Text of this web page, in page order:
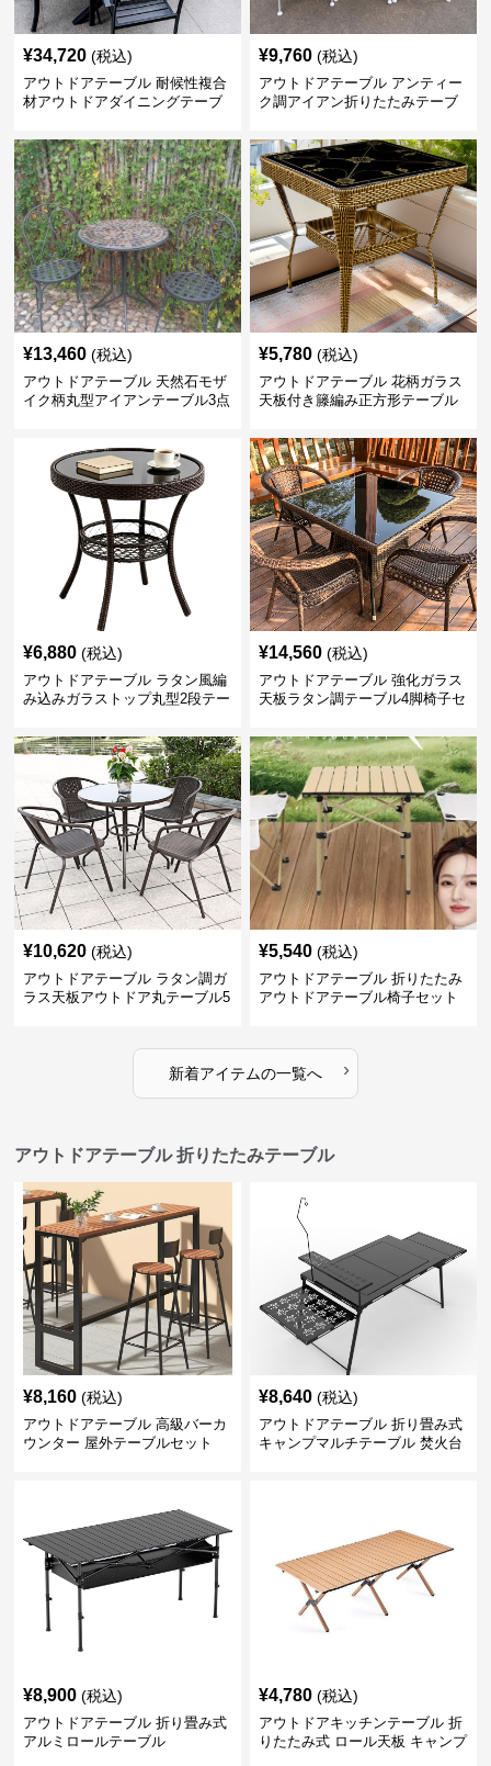
¥34,720 (税込)
アウトドアテーブル 耐候性複合
材アウトドアダイニングテーブ
¥9,760 (税込)
アウトドアテーブル アンティー
ク調アイアン折りたたみテーブ
¥13,460 (税込)
アウトドアテーブル 天然石モザ
イク柄丸型アイアンテーブル3点
¥5,780 (税込)
アウトドアテーブル 花柄ガラス
天板付き籐編み正方形テーブル
¥6,880 (税込)
アウトドアテーブル ラタン風編
み込みガラストップ丸型2段テー
¥14,560 (税込)
アウトドアテーブル 強化ガラス
天板ラタン調テーブル4脚椅子セ
¥10,620 (税込)
アウトドアテーブル ラタン調ガ
ラス天板アウトドア丸テーブル5
¥5,540 (税込)
アウトドアテーブル 折りたたみ
アウトドアテーブル椅子セット
新着アイテムの一覧へ ›
アウトドアテーブル 折りたたみテーブル
¥8,160 (税込)
アウトドアテーブル 高級バーカ
ウンター 屋外テーブルセット
¥8,640 (税込)
アウトドアテーブル 折り畳み式
キャンプマルチテーブル 焚火台
¥8,900 (税込)
アウトドアテーブル 折り畳み式
アルミロールテーブル
¥4,780 (税込)
アウトドアキッチンテーブル 折
りたたみ式 ロール天板 キャンプ